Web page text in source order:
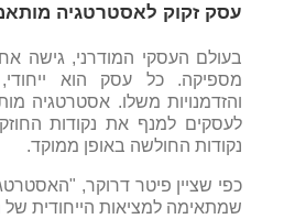
עסק זקוק לאסטרטגיה
בעולם העסקי המודרני, גישה
מספיקה. כל עסק הוא
והזדמנויות משלו. אסטרטגיה
לעסקים למנף את נקודות
נקודות החולשה באופן ממוקד.
כפי שציין פיטר דרוקר,
שמתאימה למציאות הייחודית